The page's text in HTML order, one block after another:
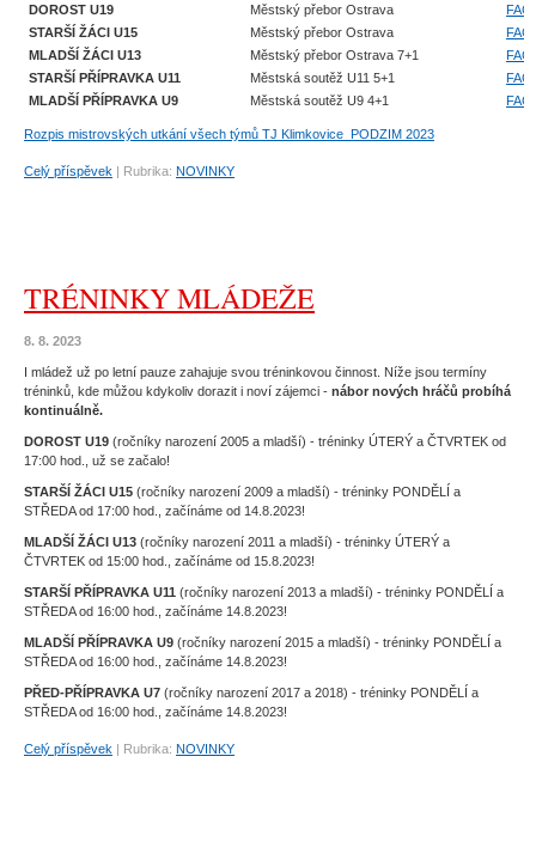
DOROST U19
Městský přebor Ostrava
STARŠÍ ŽÁCI U15
Městský přebor Ostrava
MLADŠÍ ŽÁCI U13
Městský přebor Ostrava 7+1
STARŠÍ PŘÍPRAVKA U11
Městská soutěž U11 5+1
MLADŠÍ PŘÍPRAVKA U9
Městská soutěž U9 4+1
Rozpis mistrovských utkání všech týmů TJ Klimkovice_PODZIM 2023
Celý příspěvek | Rubrika: NOVINKY
TRÉNINKY MLÁDEŽE
8. 8. 2023
I mládež už po letní pauze zahajuje svou tréninkovou činnost. Níže jsou termíny
tréninků, kde můžou kdykoliv dorazit i noví zájemci - nábor nových hráčů probíhá
kontinuálně.
DOROST U19 (ročníky narození 2005 a mladší) - tréninky ÚTERÝ a ČTVRTEK od
17:00 hod., už se začalo!
STARŠÍ ŽÁCI U15 (ročníky narození 2009 a mladší) - tréninky PONDĚLÍ a
STŘEDA od 17:00 hod., začínáme od 14.8.2023!
MLADŠÍ ŽÁCI U13 (ročníky narození 2011 a mladší) - tréninky ÚTERÝ a
ČTVRTEK od 15:00 hod., začínáme od 15.8.2023!
STARŠÍ PŘÍPRAVKA U11 (ročníky narození 2013 a mladší) - tréninky PONDĚLÍ a
STŘEDA od 16:00 hod., začínáme 14.8.2023!
MLADŠÍ PŘÍPRAVKA U9 (ročníky narození 2015 a mladší) - tréninky PONDĚLÍ a
STŘEDA od 16:00 hod., začínáme 14.8.2023!
PŘED-PŘÍPRAVKA U7 (ročníky narození 2017 a 2018) - tréninky PONDĚLÍ a
STŘEDA od 16:00 hod., začínáme 14.8.2023!
Celý příspěvek | Rubrika: NOVINKY